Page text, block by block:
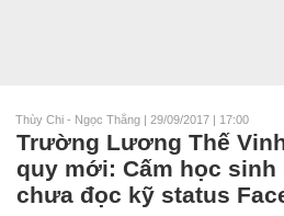
Thùy Chi - Ngọc Thắng | 29/09/2017 | 17:00
Trường Lương Thế
quy mới: Cấm học
chưa đọc kỹ status